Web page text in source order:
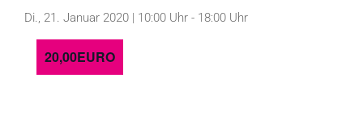
Di., 21. Januar 2020 | 10:00 Uhr - 18:00 Uhr
20,00EURO